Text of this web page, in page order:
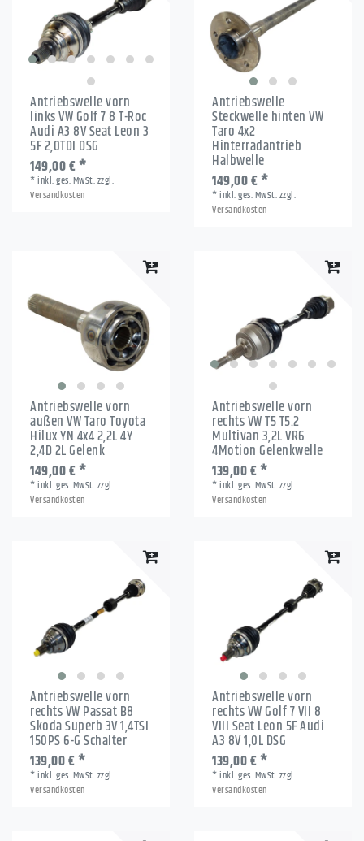
Antriebswelle vorn
links VW Golf 7 8 T-Roc
Audi A3 8V Seat Leon 3
5F 2,0TDI DSG
149,00 € *
*inkl. ges. MwSt.zzgl.
Versandkosten
Antriebswelle
Steckwelle hinten VW
Taro 4x2
Hinterradantrieb
Halbwelle
149,00 € *
*inkl. ges. MwSt.zzgl.
Versandkosten
Antriebswelle vorn
außen VW Taro Toyota
Hilux YN 4x4 2,2L 4Y
2,4D 2L Gelenk
149,00 € *
*inkl. ges. MwSt.zzgl.
Versandkosten
Antriebswelle vorn
rechts VW T5 T5.2
Multivan 3,2L VR6
4Motion Gelenkwelle
139,00 € *
*inkl. ges. MwSt.zzgl.
Versandkosten
Antriebswelle vorn
rechts VW Passat B8
Skoda Superb 3V 1,4TSI
150PS 6-G Schalter
139,00 € *
*inkl. ges. MwSt.zzgl.
Versandkosten
Antriebswelle vorn
rechts VW Golf 7 VII 8
VIII Seat Leon 5F Audi
A3 8V 1,0L DSG
139,00 € *
*inkl. ges. MwSt.zzgl.
Versandkosten